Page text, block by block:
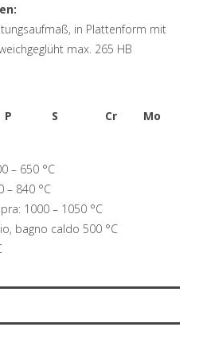
in Plattenform mit
max. 265 HB
P S Cr Mo
– 650 °C
– 840 °C
1000 – 1050 °C
bagno caldo 500 °C